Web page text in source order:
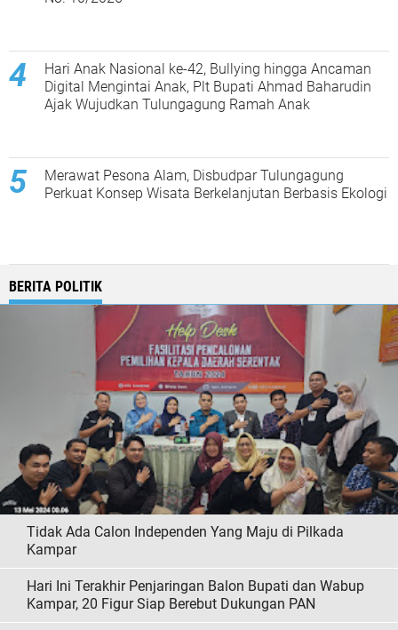
Hari Anak Nasional ke-42, Bullying hingga Ancaman
Digital Mengintai Anak, Plt Bupati Ahmad Baharudin
Ajak Wujudkan Tulungagung Ramah Anak
Merawat Pesona Alam, Disbudpar Tulungagung
Perkuat Konsep Wisata Berkelanjutan Berbasis Ekologi
BERITA POLITIK
Tidak Ada Calon Independen Yang Maju di Pilkada
Kampar
Hari Ini Terakhir Penjaringan Balon Bupati dan Wabup
Kampar, 20 Figur Siap Berebut Dukungan PAN